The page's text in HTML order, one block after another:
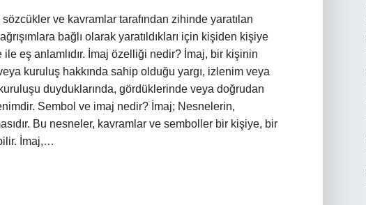
ve kavramlar tarafından zihinde yaratılan
bağlı olarak yaratıldıkları için kişiden kişiye
eş anlamlıdır. İmaj özelliği nedir? İmaj, bir kişinin
kuruluş hakkında sahip olduğu yargı, izlenim veya
duyduklarında, gördüklerinde veya doğrudan
Sembol ve imaj nedir? İmaj; Nesnelerin,
Bu nesneler, kavramlar ve semboller bir kişiye, bir
İmaj,…